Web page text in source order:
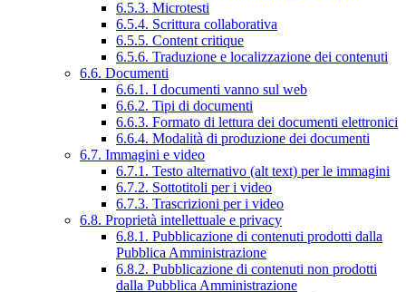
6.5.3. Microtesti
6.5.4. Scrittura collaborativa
6.5.5. Content critique
6.5.6. Traduzione e localizzazione dei contenuti
6.6. Documenti
6.6.1. I documenti vanno sul web
6.6.2. Tipi di documenti
6.6.3. Formato di lettura dei documenti elettronici
6.6.4. Modalità di produzione dei documenti
6.7. Immagini e video
6.7.1. Testo alternativo (alt text) per le immagini
6.7.2. Sottotitoli per i video
6.7.3. Trascrizioni per i video
6.8. Proprietà intellettuale e privacy
6.8.1. Pubblicazione di contenuti prodotti dalla
Pubblica Amministrazione
6.8.2. Pubblicazione di contenuti non prodotti
dalla Pubblica Amministrazione